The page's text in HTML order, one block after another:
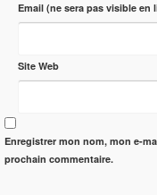
Email (ne sera pas visible en
Site Web
Enregistrer mon nom, mon e-
prochain commentaire.